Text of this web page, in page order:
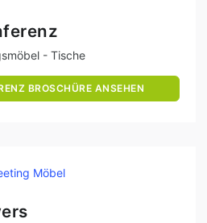
- Tische
BROSCHÜRE ANSEHEN